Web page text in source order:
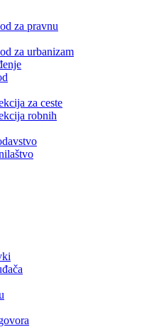
za pravnu
za urbanizam
za ceste
robnih